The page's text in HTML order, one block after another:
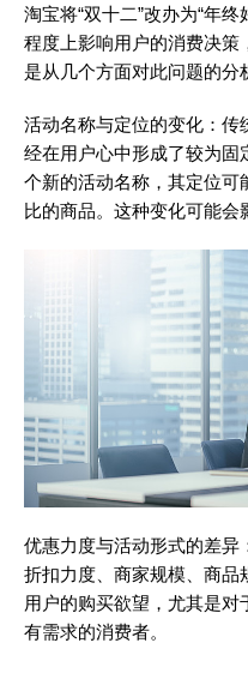
淘宝将“双十二”改办为“年
程度上影响用户的消费决策
是从几个方面对此问题的分
活动名称与定位的变化：传
经在用户心中形成了较为固
个新的活动名称，其定位可
比的商品。这种变化可能会
优惠力度与活动形式的差异
折扣力度、商家规模、商品
用户的购买欲望，尤其是
有需求的消费者。